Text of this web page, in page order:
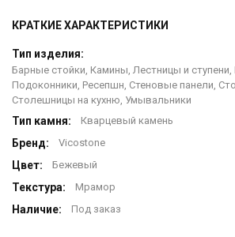
КРАТКИЕ ХАРАКТЕРИСТИКИ
Тип изделия:
Барные стойки, Камины, Лестницы и
Подоконники, Ресепшн, Стеновые панели,
Столешницы на кухню, Умывальники
Тип камня: Кварцевый камень
Бренд: Vicostone
Цвет: Бежевый
Текстура: Мрамор
Наличие: Под заказ